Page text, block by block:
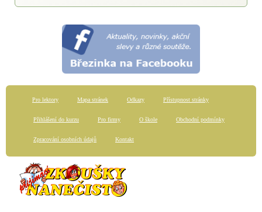
Pro lektory Mapa stránek Odkazy Přístupnost stránky
Přihlášení do kurzu Pro firmy O škole Obchodní podmínky
Zpracování osobních údajů Kontakt